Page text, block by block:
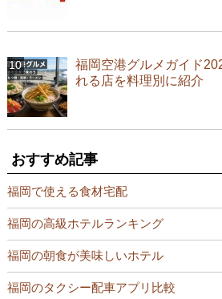
福岡空港グルメガイド
れる店を料理別に紹介
おすすめ記事
福岡で使える食材宅配
福岡の高級ホテルランキング
福岡の朝食が美味しいホテル
福岡のタクシー配車アプリ比較